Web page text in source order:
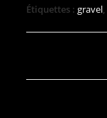
Étiquettes :gravel